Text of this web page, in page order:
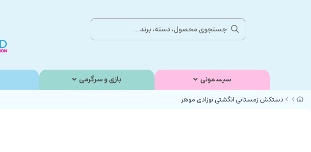
سیسمونی بازی و سرگرمی
دستکش زمستانی انگشتی نوزادی موهر